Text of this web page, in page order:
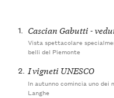
1. Cascian Gabutti -
Vista spettacolare
belli del Piemonte
2. I vigneti UNESCO
In autunno comincia uno
Langhe